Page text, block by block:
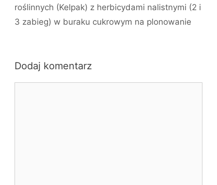
roślinnych (Kelpak) z herbicydami nalistnymi (2 i
3 zabieg) w buraku cukrowym na plonowanie
Dodaj komentarz